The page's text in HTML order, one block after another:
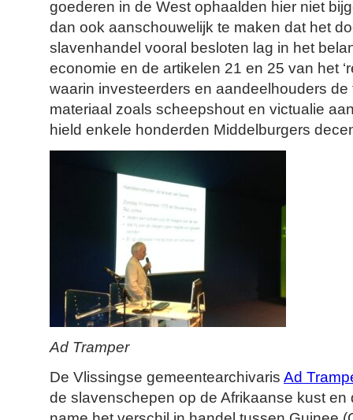
goederen in de West ophaalden hier niet
dan ook aanschouwelijk te maken dat het
slavenhandel vooral besloten lag in het
economie en de artikelen 21 en 25 van het
waarin investeerders en aandeelhouders
materiaal zoals scheepshout en victualie
hield enkele honderden Middelburgers
Ad Tramper
De Vlissingse gemeentearchivaris Ad
de slavenschepen op de Afrikaanse kust en